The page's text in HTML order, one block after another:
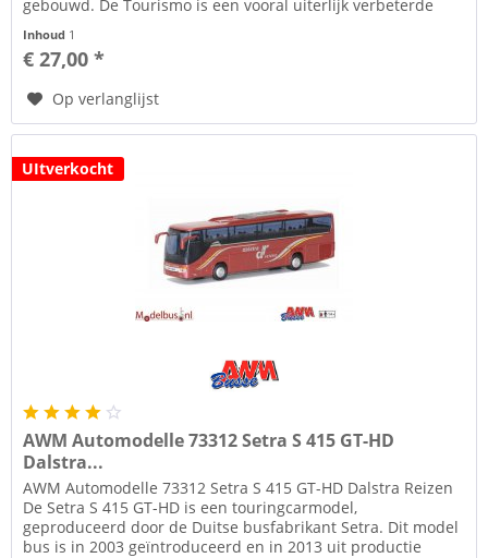
gebouwd. De Tourismo is een vooral uiterlijk verbeterde
Inhoud 1
€ 27,00 *
Op verlanglijst
UItverkocht
AWM Automodelle 73312 Setra S 415 GT-HD
Dalstra...
AWM Automodelle 73312 Setra S 415 GT-HD Dalstra Reizen
De Setra S 415 GT-HD is een touringcarmodel,
geproduceerd door de Duitse busfabrikant Setra. Dit model
bus is in 2003 geïntroduceerd en in 2013 uit productie